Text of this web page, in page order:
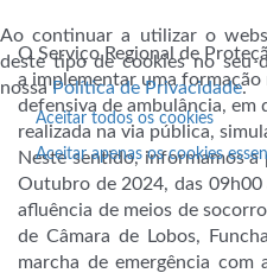
O Serviço Regional de
a implementar uma formação
defensiva de ambulância, em
realizada na via pública,
Neste sentido, informamos
Outubro de 2024, das 09h00
afluência de meios de
de Câmara de Lobos,
marcha de emergência com
Ao continuar a utilizar o
deste tipo de cookies no seu
nossaPolítica de Privacidade.
Aceitar todos os cookies
Aceitar apenas os cookies